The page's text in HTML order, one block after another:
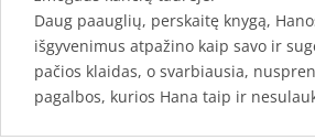
Daug paauglių, perskaitę knygą,
išgyvenimus atpažino kaip savo ir
pačios klaidas, o svarbiausia,
pagalbos, kurios Hana taip ir